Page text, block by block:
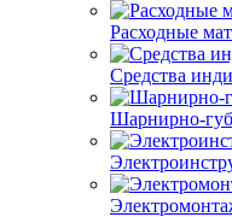
Расходные
Средства
Шарнирно-